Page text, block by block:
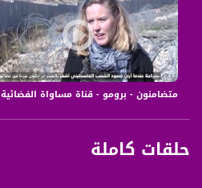
متضامنون - برومو - قناة مساواة الفضائية
حلقات كاملة